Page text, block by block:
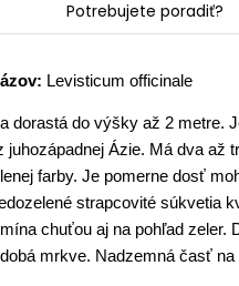
Potrebujete poradiť?
Levisticum officinale
dorastá do výšky až 2 metre.
juhozápadnej Ázie. Má dva až
farby. Je pomerne dosť
strapcovité súkvetia
chuťou aj na pohľad zeler.
mrkve. Nadzemná časť na